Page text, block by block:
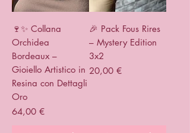
🍷✨ Collana
Orchidea
Bordeaux –
Gioiello Artistico in
Resina con Dettagli
Oro
Prezzo
64,00 €
🎉 Pack Fous Rires
– Mystery Edition
3x2
Prezzo
20,00 €